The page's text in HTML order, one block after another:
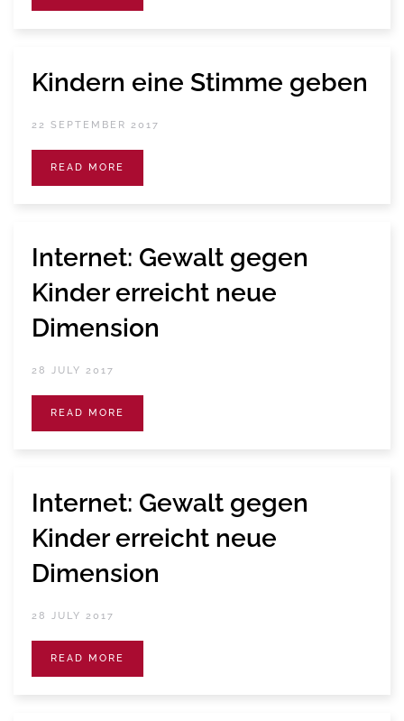
Kindern eine Stimme geben
22 SEPTEMBER 2017
READ MORE
Internet: Gewalt gegen
Kinder erreicht neue
Dimension
28 JULY 2017
READ MORE
Internet: Gewalt gegen
Kinder erreicht neue
Dimension
28 JULY 2017
READ MORE